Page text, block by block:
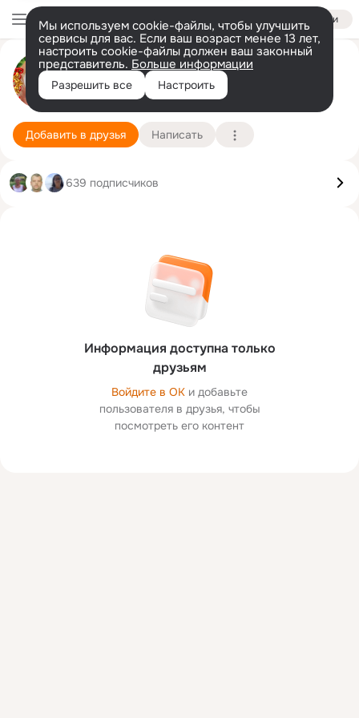
Войти
Мы используем cookie-файлы, чтобы улучшить
сервисы для вас. Если ваш возраст менее 13 лет,
настроить cookie-файлы должен ваш законный
представитель. Больше информации
Разрешить все Настроить
GIF
ЛЮДМИЛА ПЛОТНИКОВА
18 августа Подробнее
Добавить в друзья Написать
Информация доступна только
друзьям
Войдите в ОК и добавьте
пользователя в друзья, чтобы
посмотреть его контент
639 подписчиков